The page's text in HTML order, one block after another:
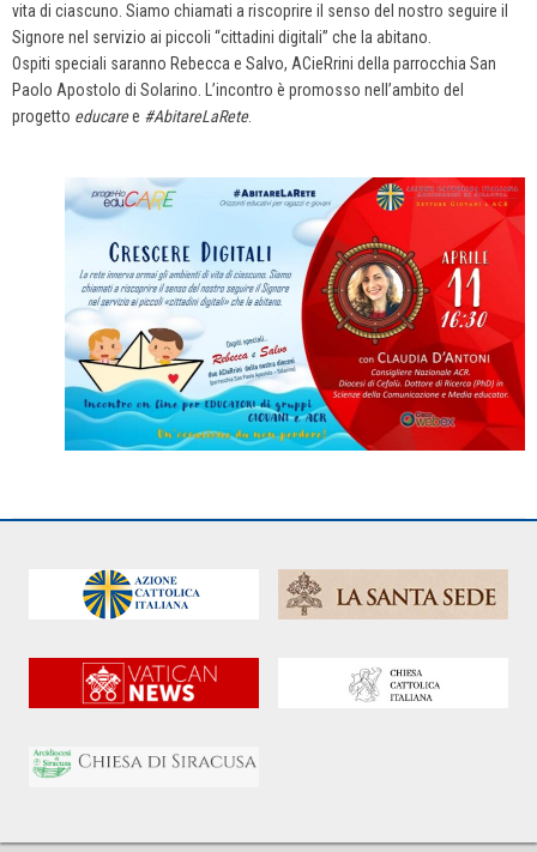
vita di ciascuno. Siamo chiamati a riscoprire il senso del nostro seguire il
Signore nel servizio ai piccoli “cittadini digitali” che la abitano.
Ospiti speciali saranno Rebecca e Salvo, ACieRrini della parrocchia San
Paolo Apostolo di Solarino. L’incontro è promosso nell’ambito del
progetto educaree #AbitareLaRete.